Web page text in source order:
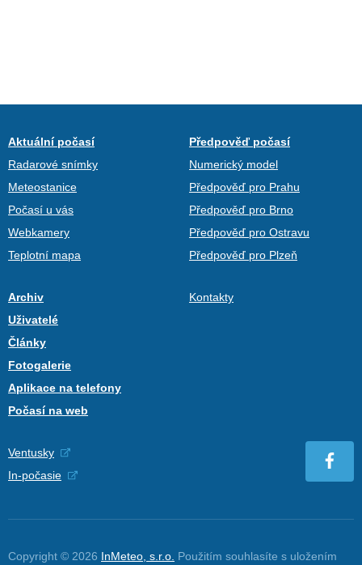
Aktuální počasí
Radarové snímky
Meteostanice
Počasí u vás
Webkamery
Teplotní mapa
Předpověď počasí
Numerický model
Předpověď pro Prahu
Předpověď pro Brno
Předpověď pro Ostravu
Předpověď pro Plzeň
Archiv
Uživatelé
Články
Fotogalerie
Aplikace na telefony
Počasí na web
Kontakty
Ventusky
In-počasie
Copyright © 2026 InMeteo, s.r.o. Použitím souhlasíte s uložením